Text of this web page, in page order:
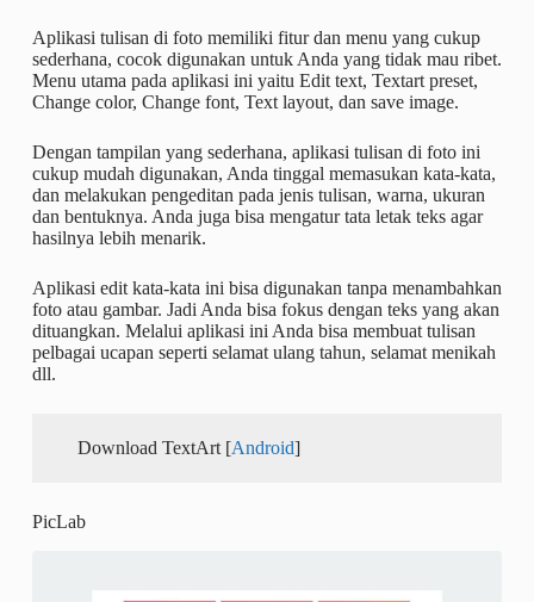
Aplikasi tulisan di foto memiliki fitur dan menu yang cukup
sederhana, cocok digunakan untuk Anda yang tidak mau ribet.
Menu utama pada aplikasi ini yaitu Edit text, Textart preset,
Change color, Change font, Text layout, dan save image.
Dengan tampilan yang sederhana, aplikasi tulisan di foto ini
cukup mudah digunakan, Anda tinggal memasukan kata-kata,
dan melakukan pengeditan pada jenis tulisan, warna, ukuran
dan bentuknya. Anda juga bisa mengatur tata letak teks agar
hasilnya lebih menarik.
Aplikasi edit kata-kata ini bisa digunakan tanpa menambahkan
foto atau gambar. Jadi Anda bisa fokus dengan teks yang akan
dituangkan. Melalui aplikasi ini Anda bisa membuat tulisan
pelbagai ucapan seperti selamat ulang tahun, selamat menikah
dll.
Download TextArt [Android]
PicLab